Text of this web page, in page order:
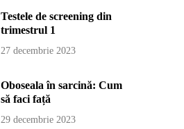
Testele de screening din
trimestrul 1
27 decembrie 2023
Oboseala în sarcină: Cum
să faci față
29 decembrie 2023